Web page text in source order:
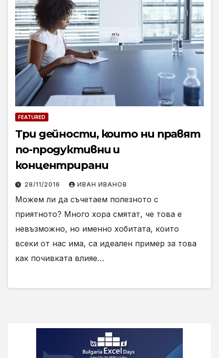
FEATURED
Три дейности, които ни правят
по-продуктивни и
концентрирани
28/11/2016 ИВАН ИВАНОВ
Можем ли да съчетаем полезното с
приятното? Много хора смятат, че това е
невъзможно, но именно хобитата, които
всеки от нас има, са идеален пример за това
как почивката влияе…